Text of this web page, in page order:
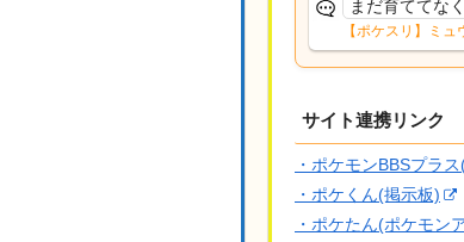
まだ育ててな
響は勉強にな
ますオイルは
ーいて芋の方
【ポケスリ】ミ
サイト連携リンク
・ポケモンBBSプラ
・ポケくん(掲示板)
・ポケたん(ポケモン